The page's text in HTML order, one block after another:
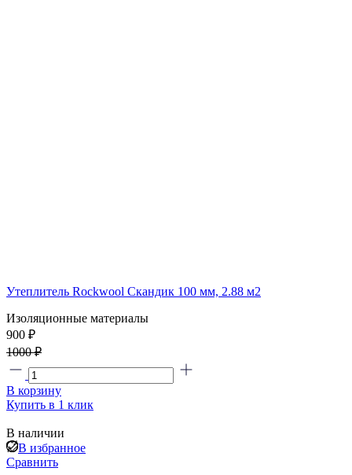
Утеплитель Rockwool Скандик 100 мм, 2.88 м2
Изоляционные материалы
900 ₽
1000 ₽
В корзину
Купить в 1 клик
В наличии
В избранное
Сравнить